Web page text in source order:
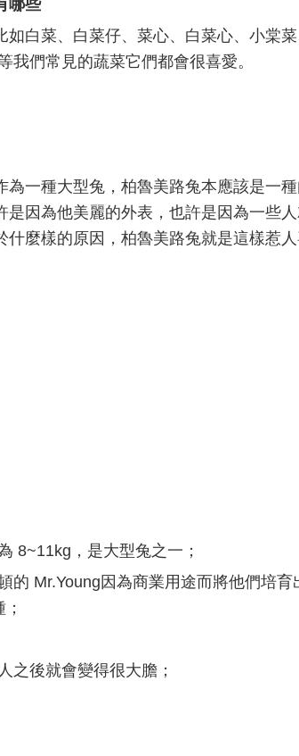
哪些
白菜、白菜仔、菜心、白菜心、小棠
我們常見的蔬菜它們都會很喜愛。
為一種大型兔，柏魯美路兔本應該是一
因為他美麗的外表，也許是因為一些
麼樣的原因，柏魯美路兔就是這樣惹人
8~11kg，是大型兔之一；
的 Mr.Young因為商業用途而將他們培育
之後就會變得很大膽；